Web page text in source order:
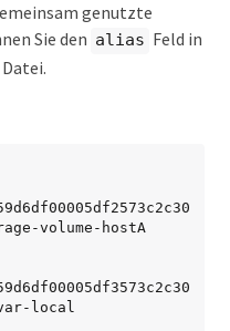
genutzte
Sie den alias Feld in
Datei.